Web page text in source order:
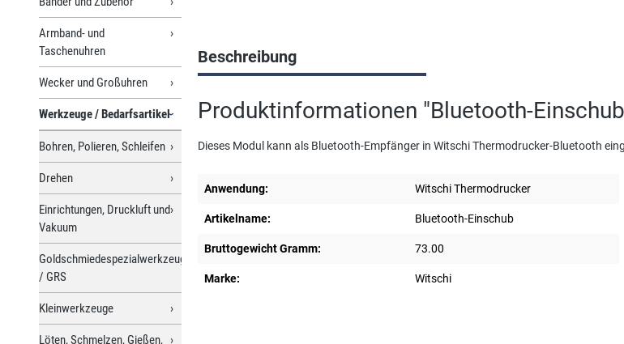
Armband- und
Taschenuhren
Wecker und Großuhren
Werkzeuge / Bedarfsartikel
Bohren, Polieren, Schleifen
Drehen
Einrichtungen, Druckluft und
Vakuum
Goldschmiedespezialwerkzeuge
/ GRS
Kleinwerkzeuge
Löten, Schmelzen, Gießen,
Beschreibung
Produktinformationen "Bluetooth-
Dieses Modul kann als Bluetooth-Empfänger in Witschi Thermodrucker-Bluetooth
Anwendung: Witschi Thermodrucker
Artikelname: Bluetooth-Einschub
Bruttogewicht Gramm: 73.00
Marke: Witschi